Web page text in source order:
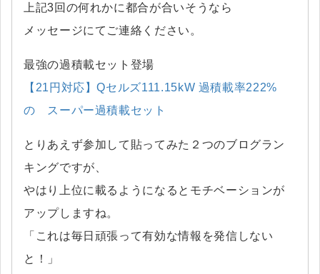
上記3回の何れかに都合が合いそうなら
メッセージにてご連絡ください。
最強の過積載セット登場
【21円対応】Qセルズ111.15kW 過積載率222%
の スーパー過積載セット
とりあえず参加して貼ってみた２つのブログラン
キングですが、
やはり上位に載るようになるとモチベーションが
アップしますね。
「これは毎日頑張って有効な情報を発信しない
と！」